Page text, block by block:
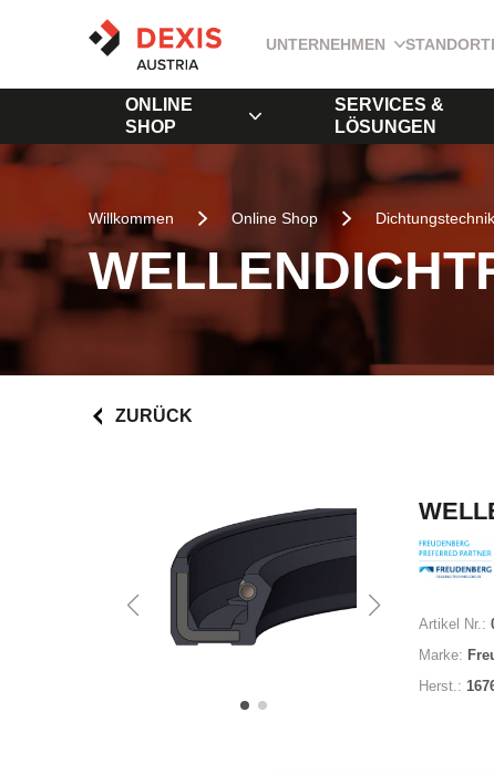
UNTERNEHMEN
ONLINE
SHOP
SERVICES &
LÖSUNGEN
Willkommen Online Shop Dichtungstechnik
ZURÜCK
Artikel Nr.:
Marke:
Herst.: